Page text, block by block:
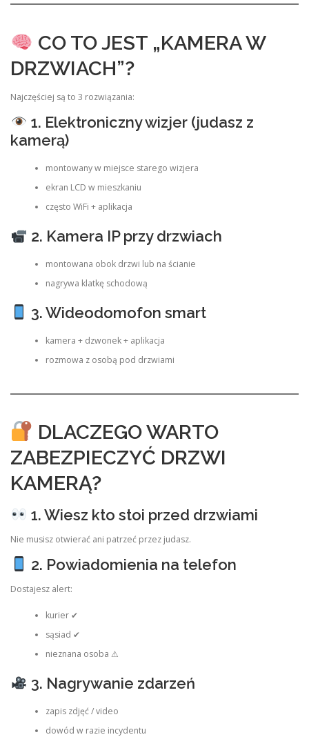
CO TO JEST „KAMERA W
DRZWIACH”?
Najczęściej są to 3 rozwiązania:
1. Elektroniczny wizjer (judasz z
kamerą)
montowany w miejsce starego wizjera
ekran LCD w mieszkaniu
często WiFi + aplikacja
2. Kamera IP przy drzwiach
montowana obok drzwi lub na ścianie
nagrywa klatkę schodową
3. Wideodomofon smart
kamera + dzwonek + aplikacja
rozmowa z osobą pod drzwiami
DLACZEGO WARTO
ZABEZPIECZYĆ DRZWI
KAMERĄ?
1. Wiesz kto stoi przed drzwiami
Nie musisz otwierać ani patrzeć przez judasz.
2. Powiadomienia na telefon
Dostajesz alert:
kurier ✔
sąsiad ✔
nieznana osoba ⚠
3. Nagrywanie zdarzeń
zapis zdjęć / video
dowód w razie incydentu